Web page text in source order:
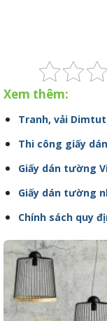
Xem thêm:
Tranh, vải
Thi công giấy
Giấy dán tường
Giấy dán tường
Chính sách quy